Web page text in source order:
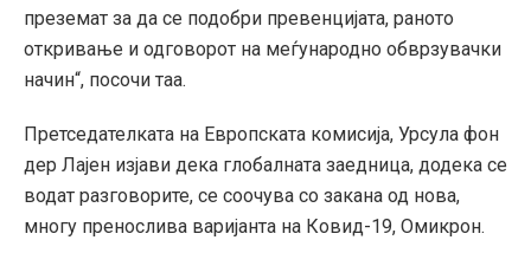
преземат за да се подобри превенцијата, раното
откривање и одговорот на меѓународно обврзувачки
начин“, посочи таа.
Претседателката на Европската комисија, Урсула фон
дер Лајен изјави дека глобалната заедница, додека се
водат разговорите, се соочува со закана од нова,
многу пренослива варијанта на Ковид-19, Омикрон.